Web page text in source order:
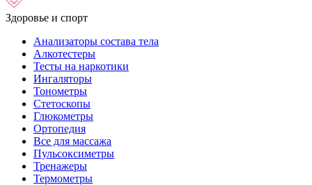
Здоровье и спорт
Анализаторы состава тела
Алкотестеры
Тесты на наркотики
Ингаляторы
Тонометры
Стетоскопы
Глюкометры
Ортопедия
Все для массажа
Пульсоксиметры
Тренажеры
Термометры